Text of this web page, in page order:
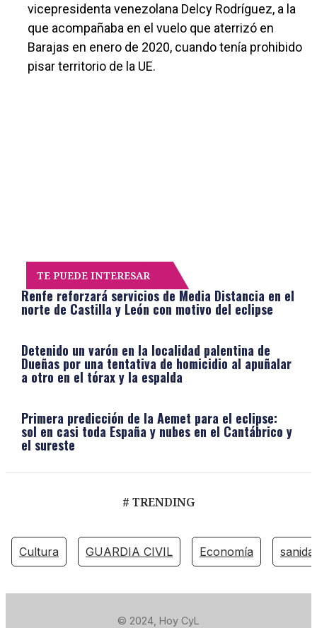
vicepresidenta venezolana Delcy Rodríguez, a la
que acompañaba en el vuelo que aterrizó en
Barajas en enero de 2020, cuando tenía prohibido
pisar territorio de la UE.
TE PUEDE INTERESAR
Renfe reforzará servicios de Media Distancia en el
norte de Castilla y León con motivo del eclipse
Detenido un varón en la localidad palentina de
Dueñas por una tentativa de homicidio al apuñalar
a otro en el tórax y la espalda
Primera predicción de la Aemet para el eclipse:
sol en casi toda España y nubes en el Cantábrico y
el sureste
# TRENDING
Cultura GUARDIA CIVIL Economía
© 2024, Hoy CyL